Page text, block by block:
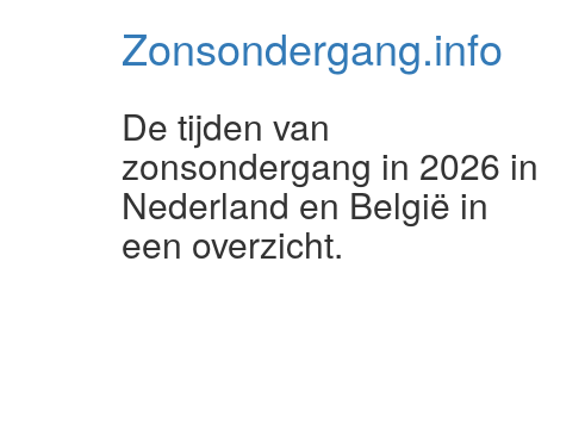
Zonsondergang.info
De tijden van
zonsondergang in 2026 in
Nederland en België in
een overzicht.